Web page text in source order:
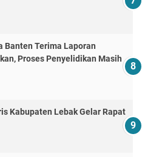
Banten Terima Laporan
Proses Penyelidikan Masih
Kabupaten Lebak Gelar Rapat